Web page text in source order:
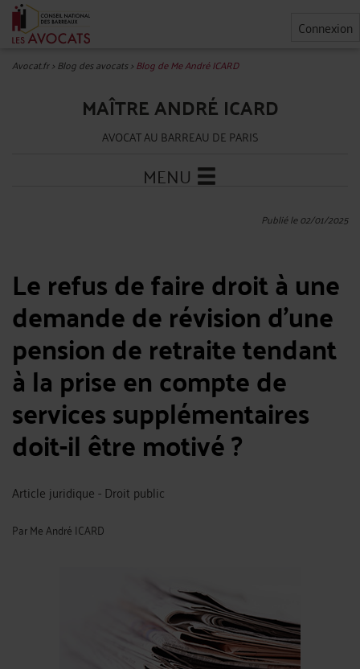
Connexion
Avocat.fr>Blog des avocats>Blog de Me André ICARD
MAÎTRE ANDRÉ ICARD
AVOCAT AU BARREAU DE PARIS
MENU
Publié le 02/01/2025
Le refus de faire droit à une
demande de révision d'une
pension de retraite tendant
à la prise en compte de
services supplémentaires
doit-il être motivé ?
Article juridique - Droit public
ParMe André ICARD